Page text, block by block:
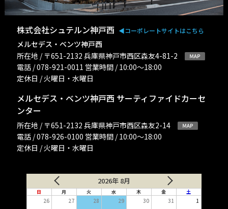
株式会社シュテルン神戸西 ◀︎コーポレートサイトはこちら
メルセデス・ベンツ神戸西
所在地 / 〒651-2132 兵庫県神戸市西区森友4-81-2
電話 / 078-921-0011 営業時間 / 10:00〜18:00
定休日 / 火曜日・水曜日
メルセデス・ベンツ神戸西 サーティファイドカーセ
ンター
所在地 / 〒651-2132 兵庫県神戸市西区森友2-14
電話 / 078-926-0100 営業時間 / 10:00〜18:00
定休日 / 火曜日・水曜日
2026年 8月
日 月 火 水 木 金 土
26 27 28 29 30 31 1